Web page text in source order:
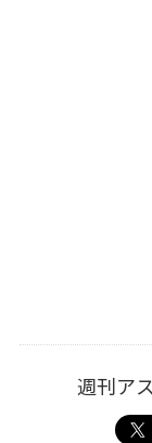
週刊ア